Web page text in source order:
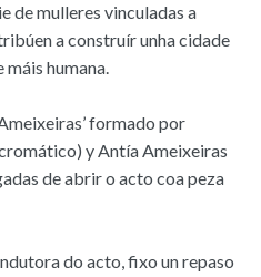
de mulleres vinculadas a
a construír unha cidade
humana.
formado por
y Antía Ameixeiras
de abrir o acto coa peza
do acto, fixo un repaso